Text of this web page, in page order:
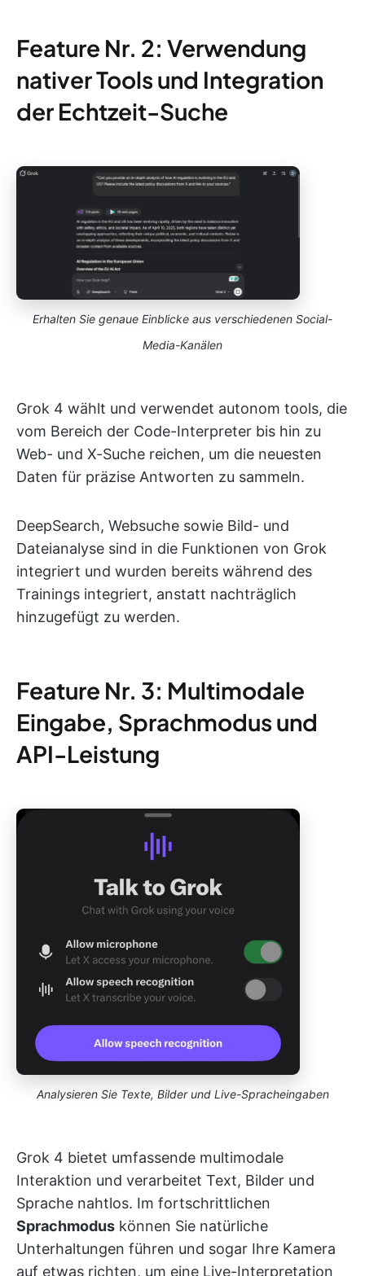
Feature Nr. 2: Verwendung
nativer Tools und Integration
der Echtzeit-Suche
Erhalten Sie genaue Einblicke aus verschiedenen Social-
Media-Kanälen
Grok 4 wählt und verwendet autonom tools, die
vom Bereich der Code-Interpreter bis hin zu
Web- und X-Suche reichen, um die neuesten
Daten für präzise Antworten zu sammeln.
DeepSearch, Websuche sowie Bild- und
Dateianalyse sind in die Funktionen von Grok
integriert und wurden bereits während des
Trainings integriert, anstatt nachträglich
hinzugefügt zu werden.
Feature Nr. 3: Multimodale
Eingabe, Sprachmodus und
API-Leistung
Analysieren Sie Texte, Bilder und Live-Spracheingaben
Grok 4 bietet umfassende multimodale
Interaktion und verarbeitet Text, Bilder und
Sprache nahtlos. Im fortschrittlichen
Sprachmodus können Sie natürliche
Unterhaltungen führen und sogar Ihre Kamera
auf etwas richten, um eine Live-Interpretation